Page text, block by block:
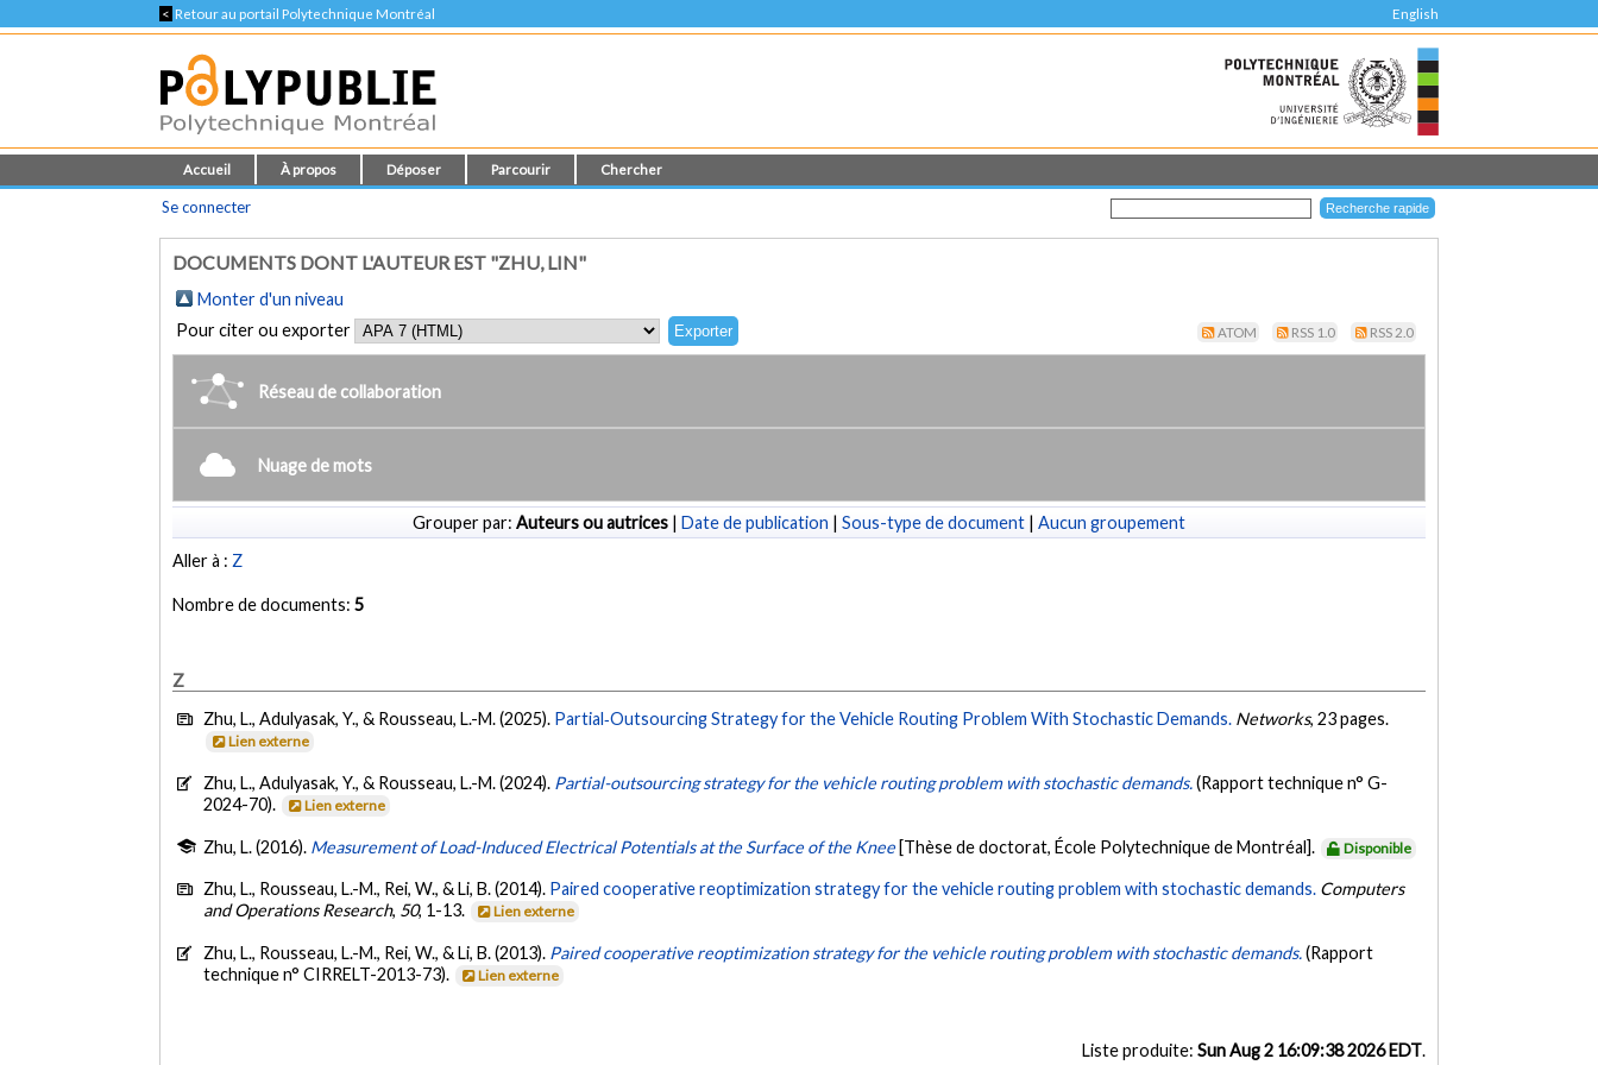
< Retour au portail Polytechnique Montréal English
Accueil À propos Déposer Parcourir Chercher
Se connecter
DOCUMENTS DONT L'AUTEUR EST "ZHU, LIN"
Monter d'un niveau
Pour citer ou exporter
ATOM RSS 1.0 RSS 2.0
Réseau de collaboration
Nuage de mots
Grouper par: Auteurs ou autrices | Date de publication | Sous-type de document | Aucun groupement
Aller à : Z
Nombre de documents:5
Z
Zhu, L., Adulyasak, Y., & Rousseau, L.-M. (2025). Partial‐Outsourcing Strategy for the Vehicle Routing Problem With Stochastic Demands. Networks, 23 pages.
Lien externe
Zhu, L., Adulyasak, Y., & Rousseau, L.-M. (2024). Partial-outsourcing strategy for the vehicle routing problem with stochastic demands.(Rapport technique n° G-
2024-70).
Lien externe
Zhu, L. (2016). Measurement of Load-Induced Electrical Potentials at the Surface of the Knee [Thèse de doctorat, École Polytechnique de Montréal]. Disponible
Zhu, L., Rousseau, L.-M., Rei, W., & Li, B. (2014). Paired cooperative reoptimization strategy for the vehicle routing problem with stochastic demands. Computers
and Operations Research, 50, 1-13. Lien externe
Zhu, L., Rousseau, L.-M., Rei, W., & Li, B. (2013). Paired cooperative reoptimization strategy for the vehicle routing problem with stochastic demands.(Rapport
technique n° CIRRELT-2013-73).
Lien externe
Liste produite: Sun Aug 2 16:09:38 2026 EDT.